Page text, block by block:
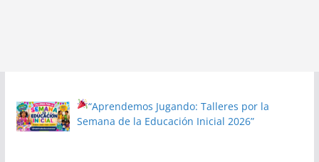
“Aprendemos Jugando: Talleres por la
Semana de la Educación Inicial 2026”